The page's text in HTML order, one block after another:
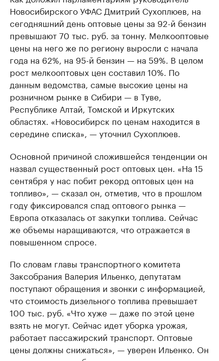
Новосибирского УФАС Дмитрий Сухоплюев, на
сегодняшний день оптовые цены за 92-й бензин
превышают 70 тыс. руб. за тонну. Мелкооптовые
цены на него же по региону выросли с начала
года на 62%, на 95-й бензин — на 59%. В целом
рост мелкооптовых цен составил 10%. По
данным ведомства, самые высокие цены на
розничном рынке в Сибири — в Туве,
Республике Алтай, Томской и Иркутских
областях. «Новосибирск по ценам находится в
середине списка», — уточнил Сухоплюев.
Основной причиной сложившейся тенденции он
назвал существенный рост оптовых цен. «На 15
сентября у нас побит рекорд оптовых цен на
топливо», — сказал он, отметив, что в прошлом
году фиксировался спад оптового рынка —
Европа отказалась от закупки топлива. Сейчас
же объемы наращиваются, что отражается в
повышенном спросе.
По словам главы транспортного комитета
Заксобрания Валерия Ильенко, депутатам
поступают обращения и звонки с информацией,
что стоимость дизельного топлива превышает
100 тыс. руб. «Что хуже — даже по этой цене
взять не могут. Сейчас идет уборка урожая,
работает пассажирский транспорт. Оптовые
цены должны снижаться», — уверен Ильенко. Он